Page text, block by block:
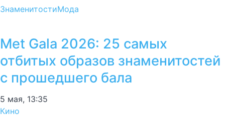
ЗнаменитостиМода
Met Gala 2026: 25 самых
отбитых образов знаменитостей
с прошедшего бала
5 мая, 13:35
Кино